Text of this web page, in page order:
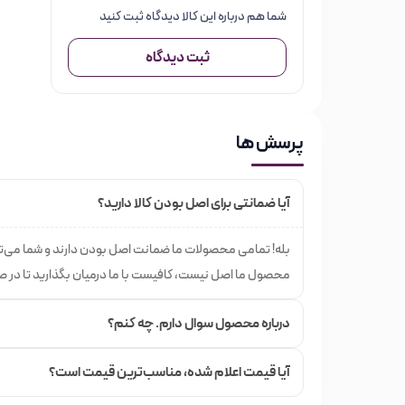
معرفی برند پارفومز دی مارلی
برند عطر ادکلن پارفومز دی مارلی–Parfums de Marly
دوباره احیاء کند.
نام گذاری عطرهای این برند بر اساس اسم بهترین و
خرید از فروشگاه
خیابان منوچهری یک فروشگاه اینترنتی مختص لوازم
محصول را انتخاب می‌کنید; با جست و جوی محصولات
شما هم درباره این کالا دیدگاه ثبت کنید
ثبت دیدگاه
پرسش ها
آیا ضمانتی برای اصل بودن کالا دارید؟
بله! تمامی محصولات ما ضمانت اصل بودن دارند و شما
محصول ما اصل نیست، کافیست با ما درمیان بگذارید تا
درباره محصول سوال دارم. چه کنم؟
آیا قیمت اعلام شده،‌ مناسب‌ترین قیمت است؟